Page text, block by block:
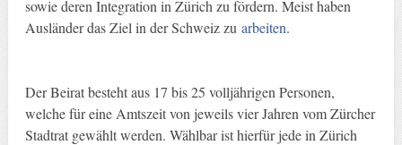
sowie deren Integration in Zürich zu fördern. Meist haben
Ausländer das Ziel in der Schweiz zu arbeiten.
Der Beirat besteht aus 17 bis 25 volljährigen Personen,
welche für eine Amtszeit von jeweils vier Jahren vom Zürcher
Stadtrat gewählt werden. Wählbar ist hierfür jede in Zürich